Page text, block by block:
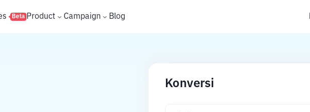
Beta Product Campaign Blog
Konversi